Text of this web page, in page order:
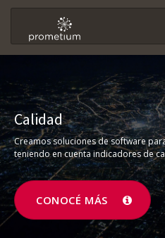
Calidad
Creamos soluciones de software
teniendo en cuenta indicadores de
CONOCÉ MÁS